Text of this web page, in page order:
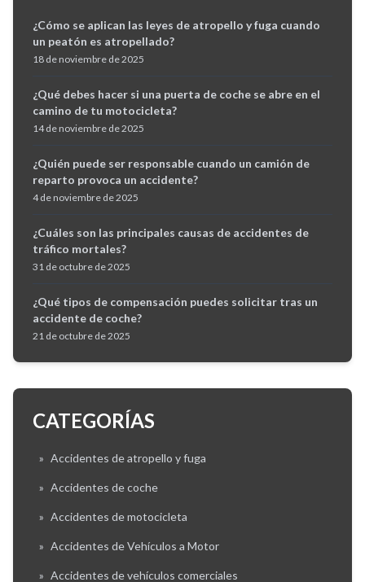
¿Cómo se aplican las leyes de atropello y fuga cuando
un peatón es atropellado?
18 de noviembre de 2025
¿Qué debes hacer si una puerta de coche se abre en el
camino de tu motocicleta?
14 de noviembre de 2025
¿Quién puede ser responsable cuando un camión de
reparto provoca un accidente?
4 de noviembre de 2025
¿Cuáles son las principales causas de accidentes de
tráfico mortales?
31 de octubre de 2025
¿Qué tipos de compensación puedes solicitar tras un
accidente de coche?
21 de octubre de 2025
CATEGORÍAS
» Accidentes de atropello y fuga
» Accidentes de coche
» Accidentes de motocicleta
» Accidentes de Vehículos a Motor
» Accidentes de vehículos comerciales